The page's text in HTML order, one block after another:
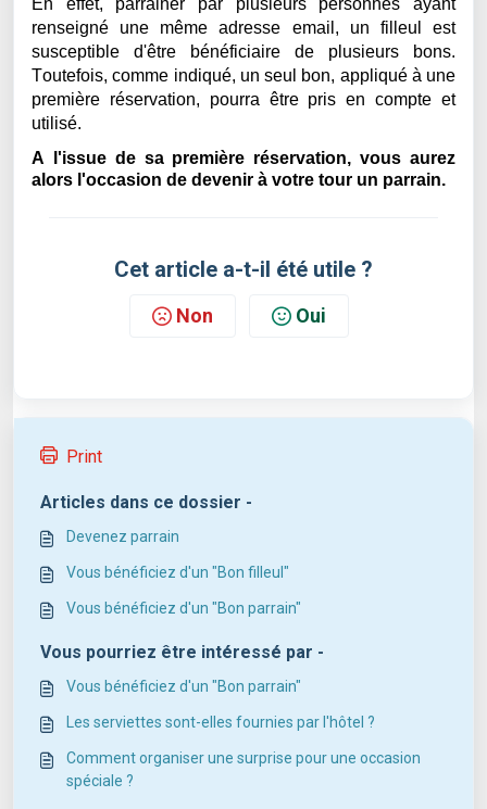
En effet, parrainer par plusieurs personnes ayant
renseigné une même adresse email, un filleul est
susceptible d'être bénéficiaire de plusieurs bons.
Toutefois, comme indiqué, un seul bon, appliqué à une
première réservation, pourra être pris en compte et
utilisé.
A l'issue de sa première réservation, vous aurez
alors l'occasion de devenir à votre tour un parrain.
Cet article a-t-il été utile ?
Non Oui
Print
Articles dans ce dossier -
Devenez parrain
Vous bénéficiez d'un "Bon filleul"
Vous bénéficiez d'un "Bon parrain"
Vous pourriez être intéressé par -
Vous bénéficiez d'un "Bon parrain"
Les serviettes sont-elles fournies par l'hôtel ?
Comment organiser une surprise pour une occasion
spéciale ?